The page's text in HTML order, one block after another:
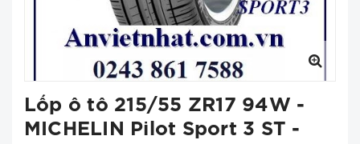
Lốp ô tô 215/55 ZR17 94W -
MICHELIN Pilot Sport 3 ST -